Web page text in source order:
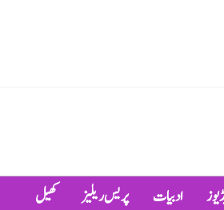
ادبیات پریس ریلیز کھیل